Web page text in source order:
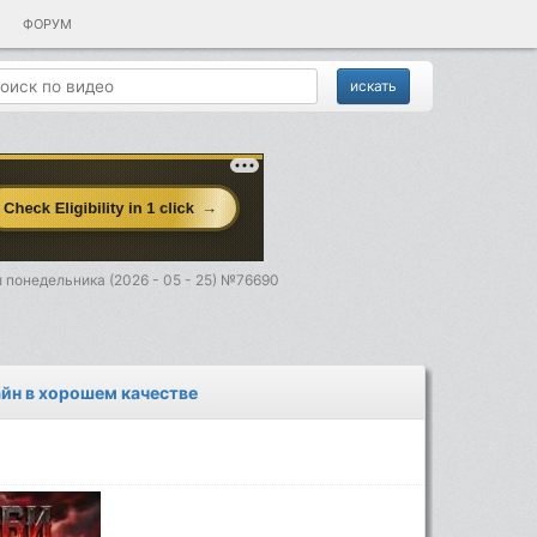
ФОРУМ
понедельника (2026 - 05 - 25) №76690
в хорошем качестве